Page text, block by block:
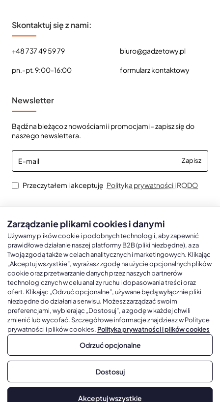
Skontaktuj się z nami:
+48 737 49 59 79
pn.-pt. 9:00-16:00
biuro@gadzetowy.pl
formularz kontaktowy
Newsletter
Bądź na bieżąco z nowościami i promocjami - zapisz się do
naszego newslettera.
E-
mail
Zapisz
Przeczytałem i akceptuję Polityka prywatności i RODO
Kalendarze książkowe A5
Kalendarze książkowe A4
Kalendarze książkowe B5
Kalendarze książkowe A6 i B6
Kalendarze książkowe z własną oprawą
Kalendarze Ścienne
Kalendarze trójdzielne
Kalendarze jednodzielne
Kalendarze czterodzielne
Kalendarze Wieloplanszowe
Kalendarze Wielopanszowe, Plakatowe
Copyright © 2026, Gadżetowy.pl, All Rights Reserved, Platforma
Zarządzanie plikami cookies i danymi
Używamy plików cookie i podobnych technologii, aby zapewnić
prawidłowe działanie naszej platformy B2B (pliki niezbędne), a za
Twoją zgodą także w celach analitycznych i marketingowych. Klikając
„Akceptuj wszystkie”, wyrażasz zgodę na użycie opcjonalnych plików
cookie oraz przetwarzanie danych przez naszych partnerów
technologicznych w celu analizy ruchu i dopasowania treści oraz
ofert. Klikając „Odrzuć opcjonalne”, używane będą wyłącznie pliki
niezbędne do działania serwisu. Możesz zarządzać swoimi
preferencjami, wybierając „Dostosuj”, a zgodę w każdej chwili
zmienić lub wycofać. Szczegółowe informacje znajdziesz w Polityce
prywatności i plików cookies. Polityka prywatności i plików cookies
Odrzuć opcjonalne
Dostosuj
Akceptuj wszystkie